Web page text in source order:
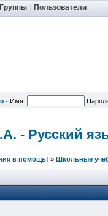
Группы Пользователи
· Имя:
- Русский
в помощь! » Школьные